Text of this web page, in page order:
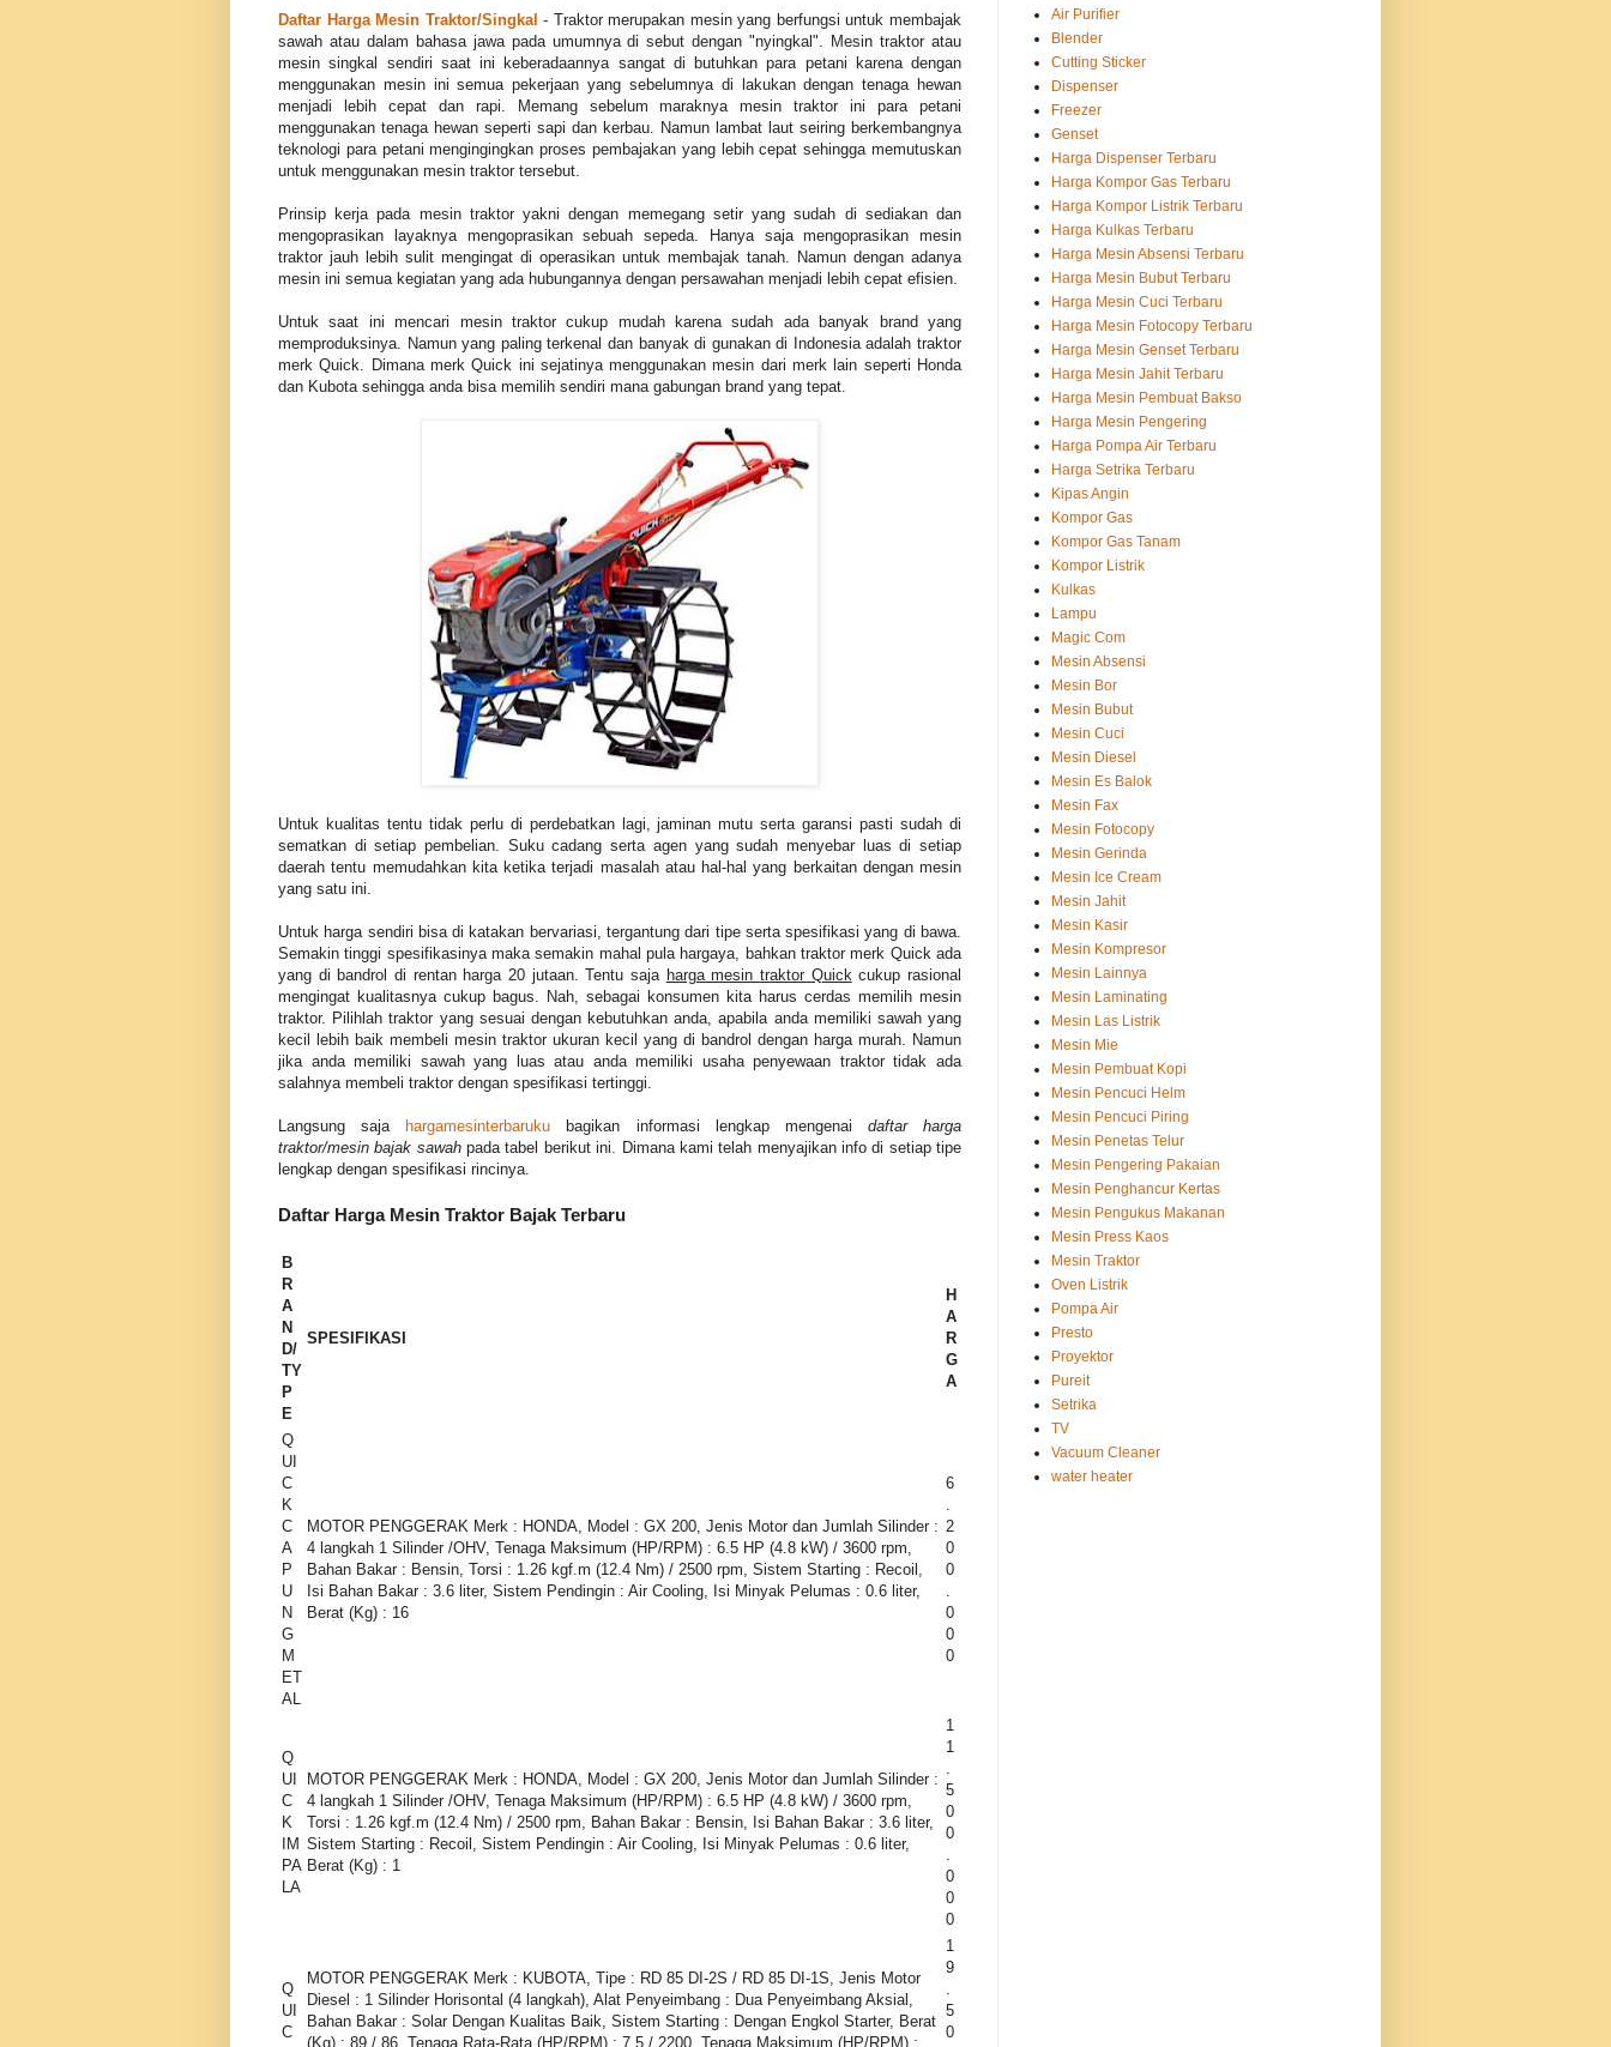
Daftar Harga Mesin Traktor/Singkal - Traktor merupakan mesin yang berfungsi untuk membajak
sawah atau dalam bahasa jawa pada umumnya di sebut dengan "nyingkal". Mesin traktor atau
mesin singkal sendiri saat ini keberadaannya sangat di butuhkan para petani karena dengan
menggunakan mesin ini semua pekerjaan yang sebelumnya di lakukan dengan tenaga hewan
menjadi lebih cepat dan rapi. Memang sebelum maraknya mesin traktor ini para petani
menggunakan tenaga hewan seperti sapi dan kerbau. Namun lambat laut seiring berkembangnya
teknologi para petani mengingingkan proses pembajakan yang lebih cepat sehingga memutuskan
untuk menggunakan mesin traktor tersebut.
Prinsip kerja pada mesin traktor yakni dengan memegang setir yang sudah di sediakan dan
mengoprasikan layaknya mengoprasikan sebuah sepeda. Hanya saja mengoprasikan mesin
traktor jauh lebih sulit mengingat di operasikan untuk membajak tanah. Namun dengan adanya
mesin ini semua kegiatan yang ada hubungannya dengan persawahan menjadi lebih cepat efisien.
Untuk saat ini mencari mesin traktor cukup mudah karena sudah ada banyak brand yang
memproduksinya. Namun yang paling terkenal dan banyak di gunakan di Indonesia adalah traktor
merk Quick. Dimana merk Quick ini sejatinya menggunakan mesin dari merk lain seperti Honda
dan Kubota sehingga anda bisa memilih sendiri mana gabungan brand yang tepat.
Untuk kualitas tentu tidak perlu di perdebatkan lagi, jaminan mutu serta garansi pasti sudah di
sematkan di setiap pembelian. Suku cadang serta agen yang sudah menyebar luas di setiap
daerah tentu memudahkan kita ketika terjadi masalah atau hal-hal yang berkaitan dengan mesin
yang satu ini.
Untuk harga sendiri bisa di katakan bervariasi, tergantung dari tipe serta spesifikasi yang di bawa.
Semakin tinggi spesifikasinya maka semakin mahal pula hargaya, bahkan traktor merk Quick ada
yang di bandrol di rentan harga 20 jutaan. Tentu saja harga mesin traktor Quickcukup rasional
mengingat kualitasnya cukup bagus. Nah, sebagai konsumen kita harus cerdas memilih mesin
traktor. Pilihlah traktor yang sesuai dengan kebutuhkan anda, apabila anda memiliki sawah yang
kecil lebih baik membeli mesin traktor ukuran kecil yang di bandrol dengan harga murah. Namun
jika anda memiliki sawah yang luas atau anda memiliki usaha penyewaan traktor tidak ada
salahnya membeli traktor dengan spesifikasi tertinggi.
Langsung saja hargamesinterbaruku bagikan informasi lengkap mengenai daftar harga
traktor/mesin bajak sawahpada tabel berikut ini. Dimana kami telah menyajikan info di setiap tipe
lengkap dengan spesifikasi rincinya.
Daftar Harga Mesin Traktor Bajak Terbaru
B
R
A
N
D/
TY
P
E
SPESIFIKASI
H
A
R
G
A
Q
UI
C
K
C
A
P
U
N
G
M
ET
AL
MOTOR PENGGERAK Merk : HONDA, Model : GX 200, Jenis Motor dan Jumlah Silinder :
4 langkah 1 Silinder /OHV, Tenaga Maksimum (HP/RPM) : 6.5 HP (4.8 kW) / 3600 rpm,
Bahan Bakar : Bensin, Torsi : 1.26 kgf.m (12.4 Nm) / 2500 rpm, Sistem Starting : Recoil,
Isi Bahan Bakar : 3.6 liter, Sistem Pendingin : Air Cooling, Isi Minyak Pelumas : 0.6 liter,
Berat (Kg) : 16
6
.
2
0
0
.
0
0
0
Q
UI
C
K
IM
PA
LA
MOTOR PENGGERAK Merk : HONDA, Model : GX 200, Jenis Motor dan Jumlah Silinder :
4 langkah 1 Silinder /OHV, Tenaga Maksimum (HP/RPM) : 6.5 HP (4.8 kW) / 3600 rpm,
Torsi : 1.26 kgf.m (12.4 Nm) / 2500 rpm, Bahan Bakar : Bensin, Isi Bahan Bakar : 3.6 liter,
Sistem Starting : Recoil, Sistem Pendingin : Air Cooling, Isi Minyak Pelumas : 0.6 liter,
Berat (Kg) : 1
1
1
.
5
0
0
.
0
0
0
Q
UI
C
MOTOR PENGGERAK Merk : KUBOTA, Tipe : RD 85 DI-2S / RD 85 DI-1S, Jenis Motor
Diesel : 1 Silinder Horisontal (4 langkah), Alat Penyeimbang : Dua Penyeimbang Aksial,
Bahan Bakar : Solar Dengan Kualitas Baik, Sistem Starting : Dengan Engkol Starter, Berat
(Kg) : 89 / 86, Tenaga Rata-Rata (HP/RPM) : 7.5 / 2200, Tenaga Maksimum (HP/RPM) :
1
9
.
5
0
Air Purifier
Blender
Cutting Sticker
Dispenser
Freezer
Genset
Harga Dispenser Terbaru
Harga Kompor Gas Terbaru
Harga Kompor Listrik Terbaru
Harga Kulkas Terbaru
Harga Mesin Absensi Terbaru
Harga Mesin Bubut Terbaru
Harga Mesin Cuci Terbaru
Harga Mesin Fotocopy Terbaru
Harga Mesin Genset Terbaru
Harga Mesin Jahit Terbaru
Harga Mesin Pembuat Bakso
Harga Mesin Pengering
Harga Pompa Air Terbaru
Harga Setrika Terbaru
Kipas Angin
Kompor Gas
Kompor Gas Tanam
Kompor Listrik
Kulkas
Lampu
Magic Com
Mesin Absensi
Mesin Bor
Mesin Bubut
Mesin Cuci
Mesin Diesel
Mesin Es Balok
Mesin Fax
Mesin Fotocopy
Mesin Gerinda
Mesin Ice Cream
Mesin Jahit
Mesin Kasir
Mesin Kompresor
Mesin Lainnya
Mesin Laminating
Mesin Las Listrik
Mesin Mie
Mesin Pembuat Kopi
Mesin Pencuci Helm
Mesin Pencuci Piring
Mesin Penetas Telur
Mesin Pengering Pakaian
Mesin Penghancur Kertas
Mesin Pengukus Makanan
Mesin Press Kaos
Mesin Traktor
Oven Listrik
Pompa Air
Presto
Proyektor
Pureit
Setrika
TV
Vacuum Cleaner
water heater